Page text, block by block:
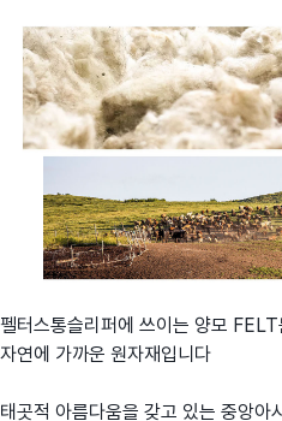
펠터스통슬리퍼에 쓰이는 양모 FELT
자연에 가까운 원자재입니다
태곳적 아름다움을 갖고 있는 중앙아